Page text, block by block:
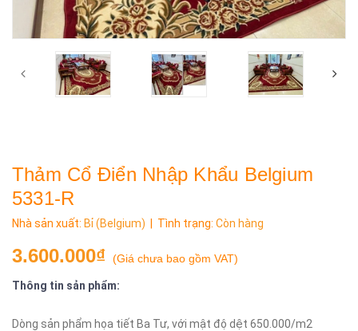
Thảm Cổ Điển Nhập Khẩu Belgium
5331-R
Nhà sản xuất: Bỉ (Belgium) | Tình trạng: Còn hàng
3.600.000₫ (Giá chưa bao gồm VAT)
Thông tin sản phẩm:
Dòng sản phẩm họa tiết Ba Tư, với mật độ dệt 650.000/m2